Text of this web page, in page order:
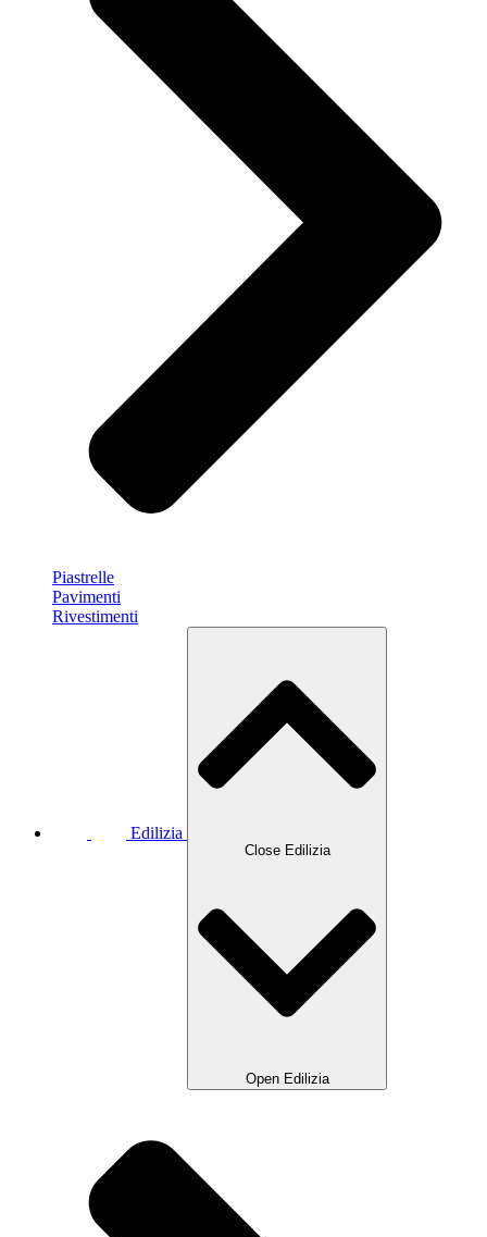
Piastrelle
Pavimenti
Rivestimenti
Edilizia
Close Edilizia
Open Edilizia